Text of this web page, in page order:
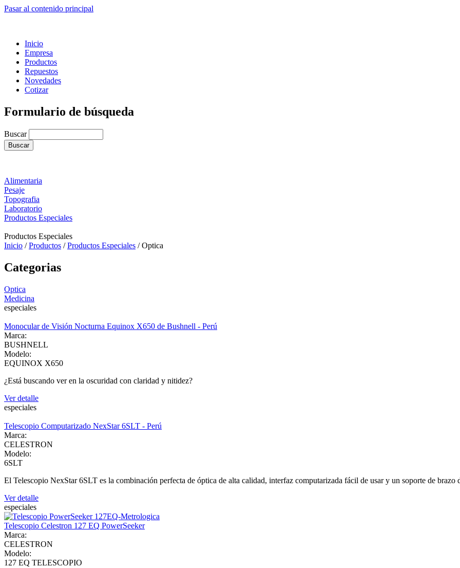
Pasar al contenido principal
Inicio
Empresa
Productos
Repuestos
Novedades
Cotizar
Formulario de búsqueda
Buscar
Alimentaria
Pesaje
Topografia
Laboratorio
Productos Especiales
Productos Especiales
Inicio / Productos / Productos Especiales / Optica
Categorias
Optica
Medicina
especiales
Monocular de Visión Nocturna Equinox X650 de Bushnell - Perú
Marca:
BUSHNELL
Modelo:
EQUINOX X650
¿Está buscando ver en la oscuridad con claridad y nitidez?
Ver detalle
especiales
Telescopio Computarizado NexStar 6SLT - Perú
Marca:
CELESTRON
Modelo:
6SLT
El Telescopio NexStar 6SLT es la combinación perfecta de óptica de alta calidad, interfaz computarizada fácil de usar y un soporte de brazo
Ver detalle
especiales
Telescopio Celestron 127 EQ PowerSeeker
Marca:
CELESTRON
Modelo:
127 EQ TELESCOPIO